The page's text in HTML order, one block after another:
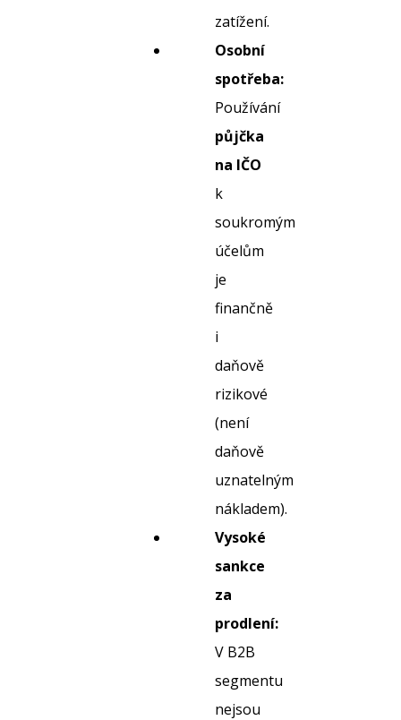
zatížení.
Osobní
spotřeba:
Používání
půjčka
na IČO
k
soukromým
účelům
je
finančně
i
daňově
rizikové
(není
daňově
uznatelným
nákladem).
Vysoké
sankce
za
prodlení:
V B2B
segmentu
nejsou